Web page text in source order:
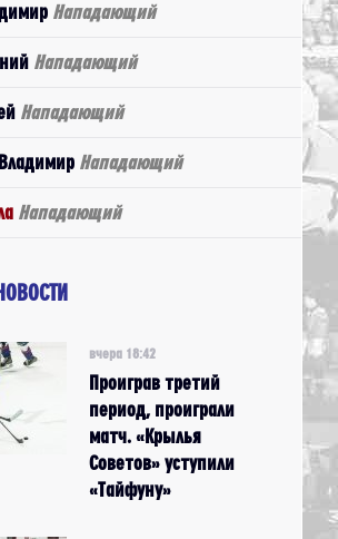
Нападающий
Нападающий
Нападающий
Нападающий
Нападающий
вчера 18:42
Проиграв третий
период, проиграли
матч. «Крылья
Советов» уступили
«Тайфуну»